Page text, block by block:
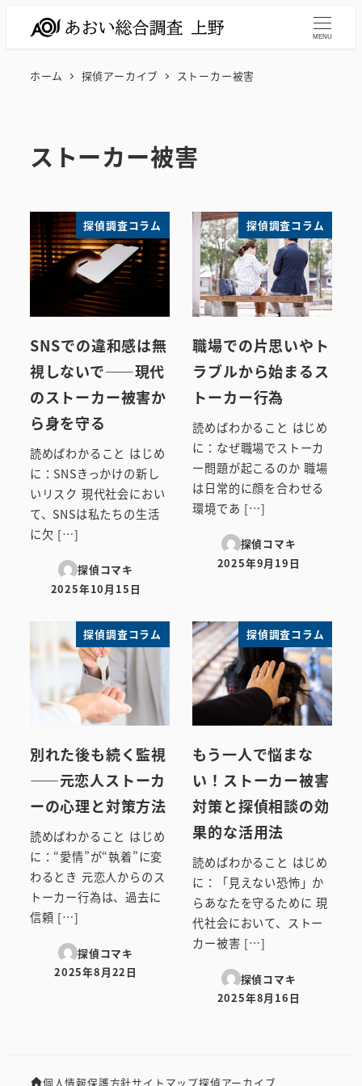
MENU
ホーム 探偵アーカイブ ストーカー被害
ストーカー被害
探偵調査コラム
SNSでの違和感は無
視しないで――現代
のストーカー被害か
ら身を守る
読めばわかること はじめ
に：SNSきっかけの新し
いリスク 現代社会におい
て、SNSは私たちの生活
に欠 […]
探偵コマキ
投稿日
2025年10月15日
探偵調査コラム
職場での片思いやト
ラブルから始まるス
トーカー行為
読めばわかること はじめ
に：なぜ職場でストーカ
ー問題が起こるのか 職場
は日常的に顔を合わせる
環境であ […]
探偵コマキ
投稿日
2025年9月19日
探偵調査コラム
別れた後も続く監視
――元恋人ストーカ
ーの心理と対策方法
読めばわかること はじめ
に：“愛情”が“執着”に変
わるとき 元恋人からのス
トーカー行為は、過去に
信頼 […]
探偵コマキ
投稿日
2025年8月22日
探偵調査コラム
もう一人で悩まな
い！ストーカー被害
対策と探偵相談の効
果的な活用法
読めばわかること はじめ
に：「見えない恐怖」か
らあなたを守るために 現
代社会において、ストー
カー被害 […]
探偵コマキ
投稿日
2025年8月16日
個人情報保護方針サイトマップ探偵アーカイブ